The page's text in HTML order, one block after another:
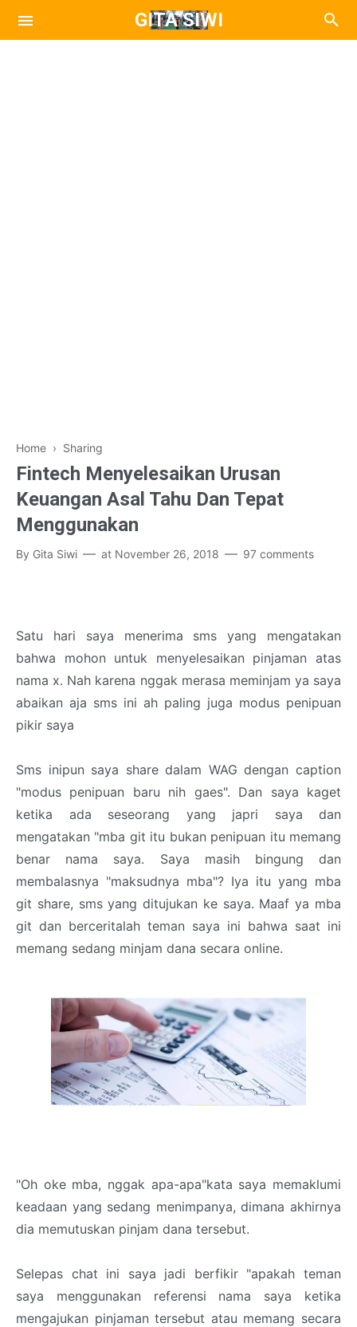
GITA SIWI
Home › Sharing
Fintech Menyelesaikan Urusan
Keuangan Asal Tahu Dan Tepat
Menggunakan
By Gita Siwi at November 26, 2018 97 comments
Satu hari saya menerima sms yang mengatakan
bahwa mohon untuk menyelesaikan pinjaman atas
nama x. Nah karena nggak merasa meminjam ya saya
abaikan aja sms ini ah paling juga modus penipuan
pikir saya
Sms inipun saya share dalam WAG dengan caption
"modus penipuan baru nih gaes". Dan saya kaget
ketika ada seseorang yang japri saya dan
mengatakan "mba git itu bukan penipuan itu memang
benar nama saya. Saya masih bingung dan
membalasnya "maksudnya mba"? Iya itu yang mba
git share, sms yang ditujukan ke saya. Maaf ya mba
git dan berceritalah teman saya ini bahwa saat ini
memang sedang minjam dana secara online.
"Oh oke mba, nggak apa-apa"kata saya memaklumi
keadaan yang sedang menimpanya, dimana akhirnya
dia memutuskan pinjam dana tersebut.
Selepas chat ini saya jadi berfikir "apakah teman
saya menggunakan referensi nama saya ketika
mengajukan pinjaman tersebut atau memang secara